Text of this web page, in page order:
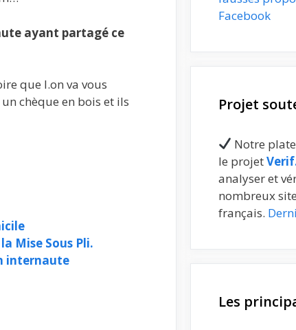
ayant partagé ce
que l.on va vous
chèque en bois et ils
Mise Sous Pli.
internaute
Facebook
Projet
Notre
le projet
analyser et
nombreux
français.
Les